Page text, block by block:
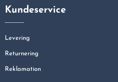
Kundeservice
Levering
Returnering
Reklamation